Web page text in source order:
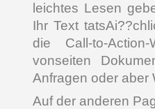
leichtes Lesen
Ihr Text
die Call-to-
vonseiten
Anfragen oder aber
Auf der anderen